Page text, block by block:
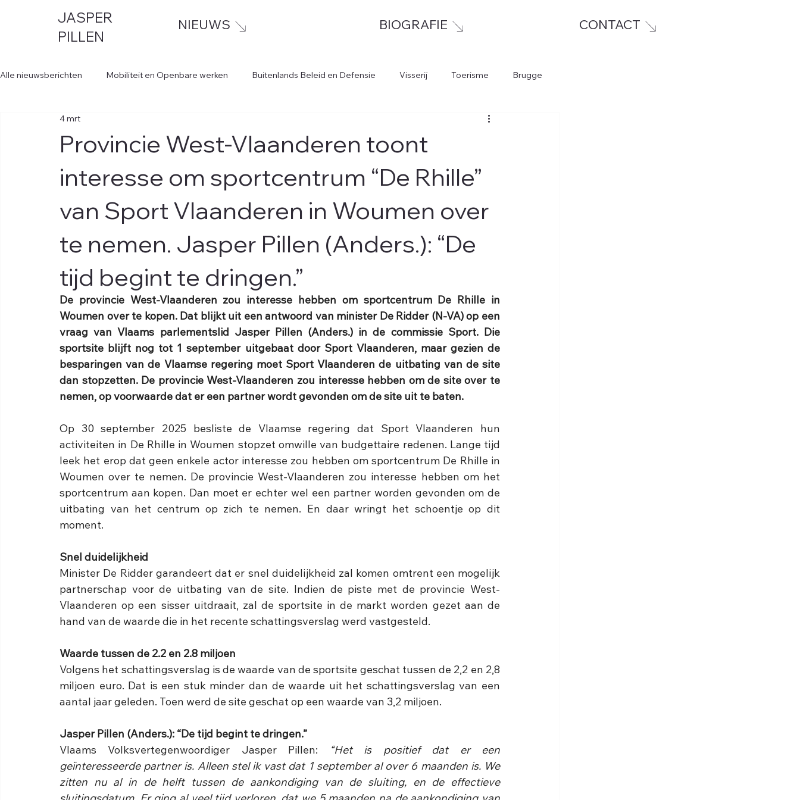
JASPER
PILLEN
NIEUWS BIOGRAFIE CONTACT
Alle nieuwsberichten Mobiliteit en Openbare werken Buitenlands Beleid en Defensie Visserij Toerisme Brugge
Provincie West-Vlaanderen toont
interesse om sportcentrum “De Rhille”
van Sport Vlaanderen in Woumen over
te nemen. Jasper Pillen (Anders.): “De
tijd begint te dringen.”
4 mrt
De provincie West-Vlaanderen zou interesse hebben om sportcentrum De Rhille in
Woumen over te kopen. Dat blijkt uit een antwoord van minister De Ridder (N-VA) op een
vraag van Vlaams parlementslid Jasper Pillen (Anders.) in de commissie Sport. Die
sportsite blijft nog tot 1 september uitgebaat door Sport Vlaanderen, maar gezien de
besparingen van de Vlaamse regering moet Sport Vlaanderen de uitbating van de site
dan stopzetten. De provincie West-Vlaanderen zou interesse hebben om de site over te
nemen, op voorwaarde dat er een partner wordt gevonden om de site uit te baten.
Op 30 september 2025 besliste de Vlaamse regering dat Sport Vlaanderen hun
activiteiten in De Rhille in Woumen stopzet omwille van budgettaire redenen. Lange tijd
leek het erop dat geen enkele actor interesse zou hebben om sportcentrum De Rhille in
Woumen over te nemen. De provincie West-Vlaanderen zou interesse hebben om het
sportcentrum aan kopen. Dan moet er echter wel een partner worden gevonden om de
uitbating van het centrum op zich te nemen. En daar wringt het schoentje op dit
moment.
Snel duidelijkheid
Minister De Ridder garandeert dat er snel duidelijkheid zal komen omtrent een mogelijk
partnerschap voor de uitbating van de site. Indien de piste met de provincie West-
Vlaanderen op een sisser uitdraait, zal de sportsite in de markt worden gezet aan de
hand van de waarde die in het recente schattingsverslag werd vastgesteld.
Waarde tussen de 2.2 en 2.8 miljoen
Volgens het schattingsverslag is de waarde van de sportsite geschat tussen de 2,2 en 2,8
miljoen euro. Dat is een stuk minder dan de waarde uit het schattingsverslag van een
aantal jaar geleden. Toen werd de site geschat op een waarde van 3,2 miljoen.
Jasper Pillen (Anders.): “De tijd begint te dringen.”
Vlaams Volksvertegenwoordiger Jasper Pillen:
“Het is positief dat er een
geïnteresseerde partner is. Alleen stel ik vast dat 1 september al over 6 maanden is. We
zitten nu al in de helft tussen de aankondiging van de sluiting, en de effectieve